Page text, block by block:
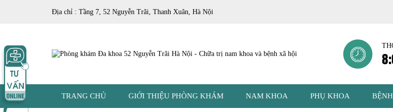
Địa chỉ : Tầng 7, 52 Nguyễn Trãi, Thanh Xuân, Hà Nội
TRANG CHỦ GIỚI THIỆU PHÒNG KHÁM NAM KHOA PHỤ KHOA